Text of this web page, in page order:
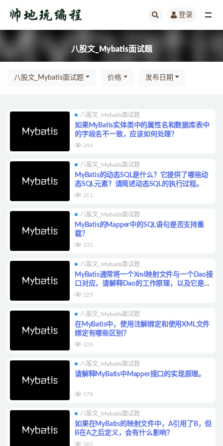
登录
八股文_Mybatis面试题
八股文_Mybatis面试题 价格 发布日期
八股文_Mybatis面试题
如果MyBatis实体类中的属性名和数据库表中
的字段名不一致，应该如何处理？
246
八股文_Mybatis面试题
MyBatis的动态SQL是什么？它提供了哪些动
态SQL元素？请简述动态SQL的执行过程。
211
八股文_Mybatis面试题
MyBatis的Mapper中的SQL语句是否支持重
载？
233
八股文_Mybatis面试题
MyBatis通常将一个Xml映射文件与一个Dao接
口对应，请解释Dao的工作原理，以及它是否
支持重载？
229
八股文_Mybatis面试题
在MyBatis中，使用注解绑定和使用XML文件
绑定有哪些区别？
226
八股文_Mybatis面试题
请解释MyBatis中Mapper接口的实现原理。
178
八股文_Mybatis面试题
如果在MyBatis的映射文件中，A引用了B，但
B在A之后定义，会有什么影响？
185